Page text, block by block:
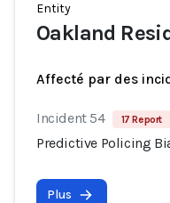
Entity
Oakland
Affecté par des
Incident 54 17 Report
Predictive Policing
Plus